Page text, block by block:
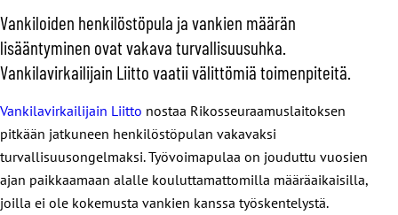
Vankiloiden henkilöstöpula ja vankien määrän
lisääntyminen ovat vakava turvallisuusuhka.
Vankilavirkailijain Liitto vaatii välittömiä toimenpiteitä.
Vankilavirkailijain Liitto nostaa Rikosseuraamuslaitoksen
pitkään jatkuneen henkilöstöpulan vakavaksi
turvallisuusongelmaksi. Työvoimapulaa on jouduttu vuosien
ajan paikkaamaan alalle kouluttamattomilla määräaikaisilla,
joilla ei ole kokemusta vankien kanssa työskentelystä.